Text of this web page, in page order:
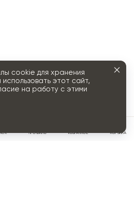
ПРОФИЛЬ ИЗБРАННОЕ КОРЗИНА
cookie для хранения
этот сайт,
на работу с этими